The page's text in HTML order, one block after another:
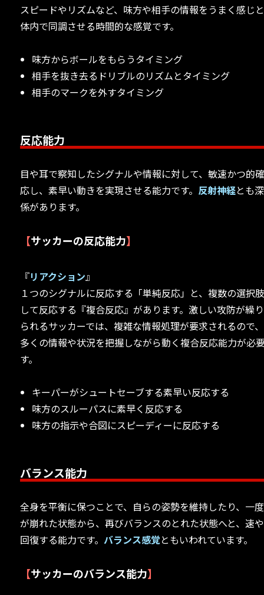
スピードやリズムなど、味方や相手の情報をうまく感じ
体内で同調させる時間的な感覚です。
味方からボールをもらうタイミング
相手を抜き去るドリブルのリズムとタイミング
相手のマークを外すタイミング
反応能力
目や耳で察知したシグナルや情報に対して、敏速かつ的
応し、素早い動きを実現させる能力です。 反射神経とも
係があります。
【サッカーの反応能力】
『リアクション』
１つのシグナルに反応する「単純反応」と、複数の選択
して反応する『複合反応』があります。激しい攻防が繰
られるサッカーでは、複雑な情報処理が要求されるので
多くの情報や状況を把握しながら動く複合反応能力が必
す。
キーパーがシュートセーブする素早い反応する
味方のスルーパスに素早く反応する
味方の指示や合図にスピーディーに反応する
バランス能力
全身を平衡に保つことで、自らの姿勢を維持したり、一
が崩れた状態から、再びバランスのとれた状態へと、速
回復する能力です。バランス感覚ともいわれています。
【サッカーのバランス能力】